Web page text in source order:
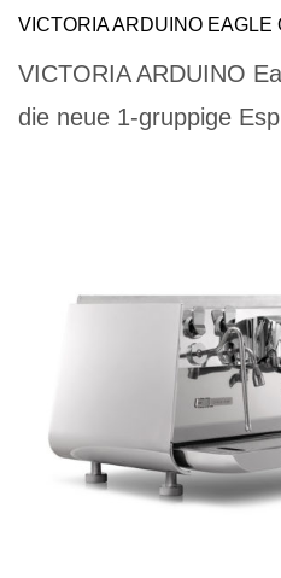
VICTORIA ARDUINO EAGLE
VICTORIA ARDUINO
die neue 1-gruppige